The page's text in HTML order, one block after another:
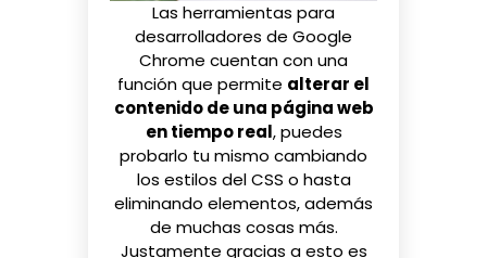
Las herramientas para
desarrolladores de Google
Chrome cuentan con una
función que permite alterar el
contenido de una página web
en tiempo real, puedes
probarlo tu mismo cambiando
los estilos del CSS o hasta
eliminando elementos, además
de muchas cosas más.
Justamente gracias a esto es